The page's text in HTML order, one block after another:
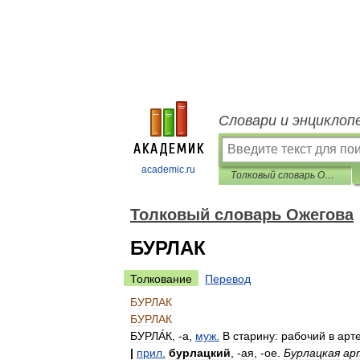
academic.ru
Словари и
Толковый словарь Ожегова
Толковый словарь Ожегова
БУРЛАК
Толкование
Перевод
БУРЛАК
БУРЛАК
БУРЛА́К , -а муж В старину: рабочий в
| прил бурлацкий , -ая , -ое Бурлацкая